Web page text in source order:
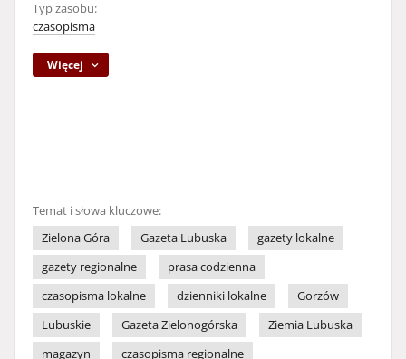
Typ zasobu:
czasopisma
Więcej
Temat i słowa kluczowe:
Zielona Góra
Gazeta Lubuska
gazety lokalne
gazety regionalne
prasa codzienna
czasopisma lokalne
dzienniki lokalne
Gorzów
Lubuskie
Gazeta Zielonogórska
Ziemia Lubuska
magazyn
czasopisma regionalne